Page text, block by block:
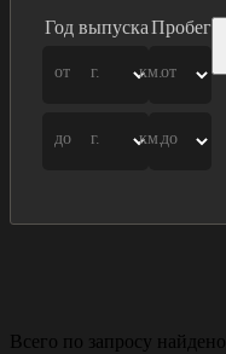
Год выпуска
от г.
до г.
Пробег
от
км.
до
км.
Всего по запросу найдено